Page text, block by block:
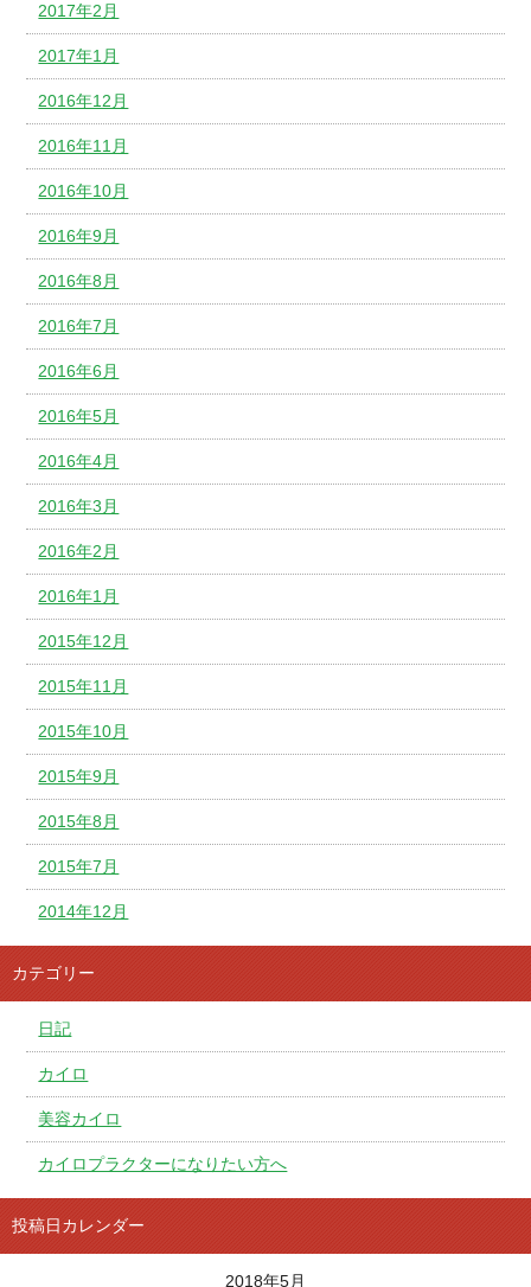
2017年2月
2017年1月
2016年12月
2016年11月
2016年10月
2016年9月
2016年8月
2016年7月
2016年6月
2016年5月
2016年4月
2016年3月
2016年2月
2016年1月
2015年12月
2015年11月
2015年10月
2015年9月
2015年8月
2015年7月
2014年12月
カテゴリー
日記
カイロ
美容カイロ
カイロプラクターになりたい方へ
投稿日カレンダー
2018年5月